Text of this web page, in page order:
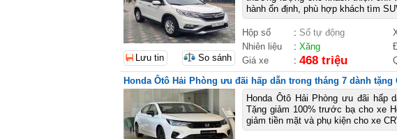
hành ổn định, phù hợp khách tìm
Hộp số : Số tự động
Nhiên liệu
: Xăng
Giá xe
: 468 triệu
Lưu tin So sánh
Honda Ôtô Hải Phòng ưu đãi hấp dẫn trong tháng 7 dành tặng
Honda Ôtô Hải Phòng ưu đãi hấp
Tặng giảm 100% trước bạ cho xe
giảm tiền mặt và phụ kiện cho xe